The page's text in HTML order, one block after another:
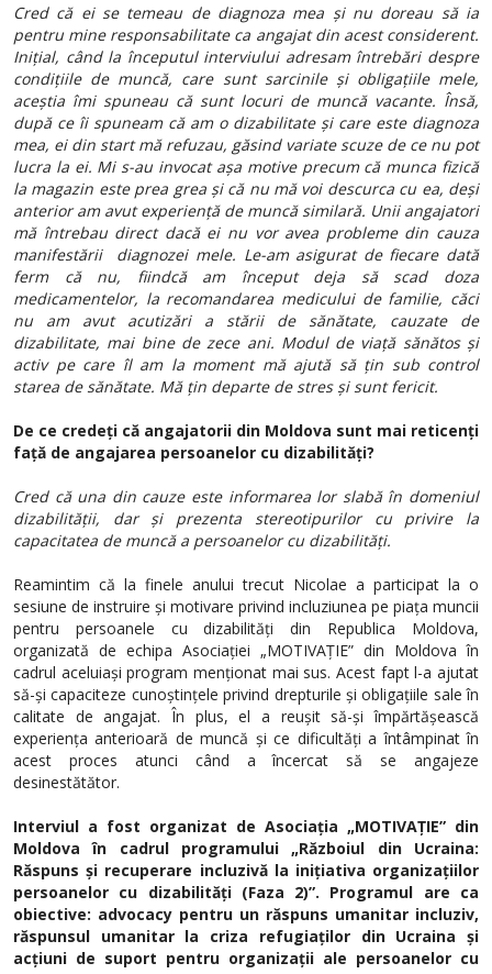
Cred că ei se temeau de diagnoza mea și nu doreau să ia
pentru mine responsabilitate ca angajat din acest considerent.
Inițial, când la începutul interviului adresam întrebări despre
condițiile de muncă, care sunt sarcinile și obligațiile mele,
aceștia îmi spuneau că sunt locuri de muncă vacante. Însă,
după ce îi spuneam că am o dizabilitate și care este diagnoza
mea, ei din start mă refuzau, găsind variate scuze de ce nu pot
lucra la ei. Mi s-au invocat așa motive precum că munca fizică
la magazin este prea grea și că nu mă voi descurca cu ea, deși
anterior am avut experiență de muncă similară. Unii angajatori
mă întrebau direct dacă ei nu vor avea probleme din cauza
manifestării diagnozei mele. Le-am asigurat de fiecare dată
ferm că nu, fiindcă am început deja să scad doza
medicamentelor, la recomandarea medicului de familie, căci
nu am avut acutizări a stării de sănătate, cauzate de
dizabilitate, mai bine de zece ani. Modul de viață sănătos și
activ pe care îl am la moment mă ajută să țin sub control
starea de sănătate. Mă țin departe de stres și sunt fericit.
De ce credeți că angajatorii din Moldova sunt mai reticenți
față de angajarea persoanelor cu dizabilități?
Cred că una din cauze este informarea lor slabă în domeniul
dizabilității, dar și prezenta stereotipurilor cu privire la
capacitatea de muncă a persoanelor cu dizabilități.
Reamintim că la finele anului trecut Nicolae a participat la o
sesiune de instruire și motivare privind incluziunea pe piața muncii
pentru persoanele cu dizabilități din Republica Moldova,
organizată de echipa Asociației „MOTIVAȚIE” din Moldova în
cadrul aceluiași program menționat mai sus. Acest fapt l-a ajutat
să-și capaciteze cunoștințele privind drepturile și obligațiile sale în
calitate de angajat. În plus, el a reușit să-și împărtășească
experiența anterioară de muncă și ce dificultăți a întâmpinat în
acest proces atunci când a încercat să se angajeze
desinestătător.
Interviul a fost organizat de Asociația „MOTIVAȚIE” din
Moldova în cadrul programului „Războiul din Ucraina:
Răspuns și recuperare incluzivă la inițiativa organizațiilor
persoanelor cu dizabilități (Faza 2)”. Programul are ca
obiective: advocacy pentru un răspuns umanitar incluziv,
răspunsul umanitar la criza refugiaților din Ucraina și
acțiuni de suport pentru organizații ale persoanelor cu